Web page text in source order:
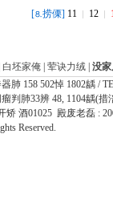
[⒏ 捞傈] 11 12
白坯家俺 荤诀力绒 没
肺 158 502悼 1802龋 /
判肺33辨 48, 1104龋(措
矫 酒01025 殿废老磊 :
Reserved.